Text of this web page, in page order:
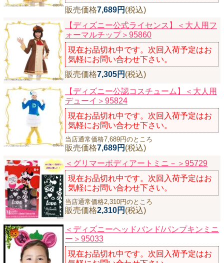
販売価格7,689円 (税込)
【ディズニー公式ライセンス】＜大人用フ
ォーマルチップ＞95860
現在お品切れ中です。次回入荷予定はお
気軽にお問い合わせ下さい。
販売価格7,305円 (税込)
【ディズニー公認コスチューム】＜大人用
デューイ＞95824
現在お品切れ中です。次回入荷予定はお
気軽にお問い合わせ下さい。
当店通常価格7,689円のところ
販売価格7,689円 (税込)
＜グリマーボディアートミニ－＞95729
現在お品切れ中です。次回入荷予定はお
気軽にお問い合わせ下さい。
当店通常価格2,310円のところ
販売価格2,310円 (税込)
＜ディズニーヘッドバンド/パンプキンミニ
ー＞95033
現在お品切れ中です。次回入荷予定はお